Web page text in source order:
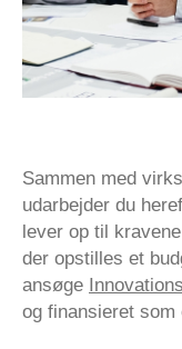
Sammen med
udarbejder du
lever op til
der opstilles et
ansøge
og finansieret